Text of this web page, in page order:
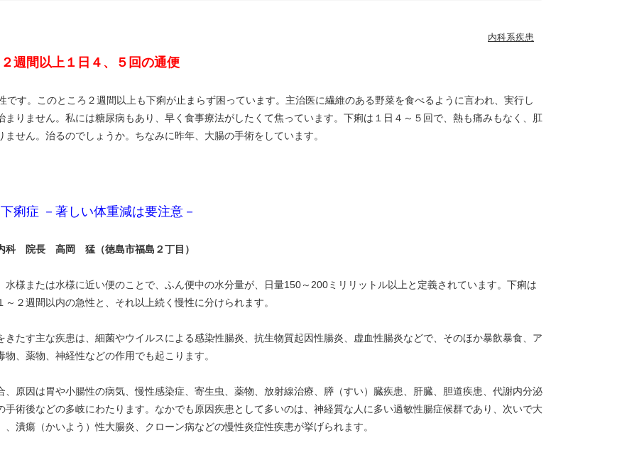
内科系疾患
２週間以上１日４、５回の通便
す。このところ２週間以上も下痢が止まらず困っています。主治医に繊維のある野菜を食べるように言われ、実行し
まりません。私には糖尿病もあり、早く食事療法がしたくて焦っています。下痢は１日４～５回で、熱も痛みもなく、肛
ません。治るのでしょうか。ちなみに昨年、大腸の手術をしています。
下痢症 －著しい体重減は要注意－
科 院長 高岡 猛（徳島市福島２丁目）
様または水様に近い便のことで、ふん便中の水分量が、日量150～200ミリリットル以上と定義されています。下痢は
～２週間以内の急性と、それ以上続く慢性に分けられます。
たす主な疾患は、細菌やウイルスによる感染性腸炎、抗生物質起因性腸炎、虚血性腸炎などで、そのほか暴飲暴食、ア
物、薬物、神経性などの作用でも起こります。
原因は胃や小腸性の病気、慢性感染症、寄生虫、薬物、放射線治療、膵（すい）臓疾患、肝臓、胆道疾患、代謝内分泌
手術後などの多岐にわたります。なかでも原因疾患として多いのは、神経質な人に多い過敏性腸症候群であり、次いで大
、潰瘍（かいよう）性大腸炎、クローン病などの慢性炎症性疾患が挙げられます。